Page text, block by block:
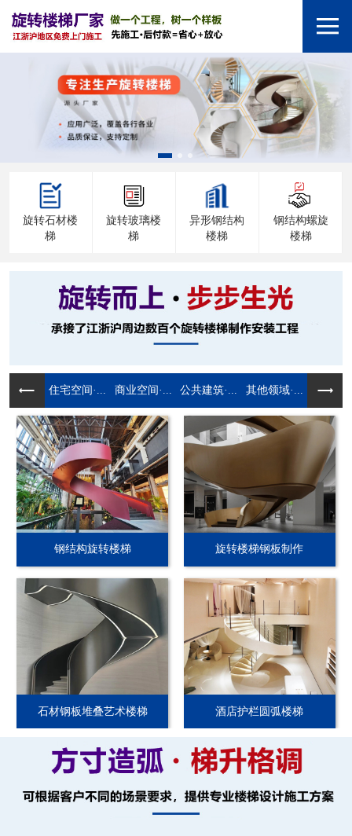
旋转石材楼
梯
旋转玻璃楼
梯
异形钢结构
楼梯
钢结构螺旋
楼梯
住宅空间·... 商业空间·... 公共建筑·... 其他领域·...
钢结构旋转楼梯 旋转楼梯钢板制作
石材钢板堆叠艺术楼梯 酒店护栏圆弧楼梯